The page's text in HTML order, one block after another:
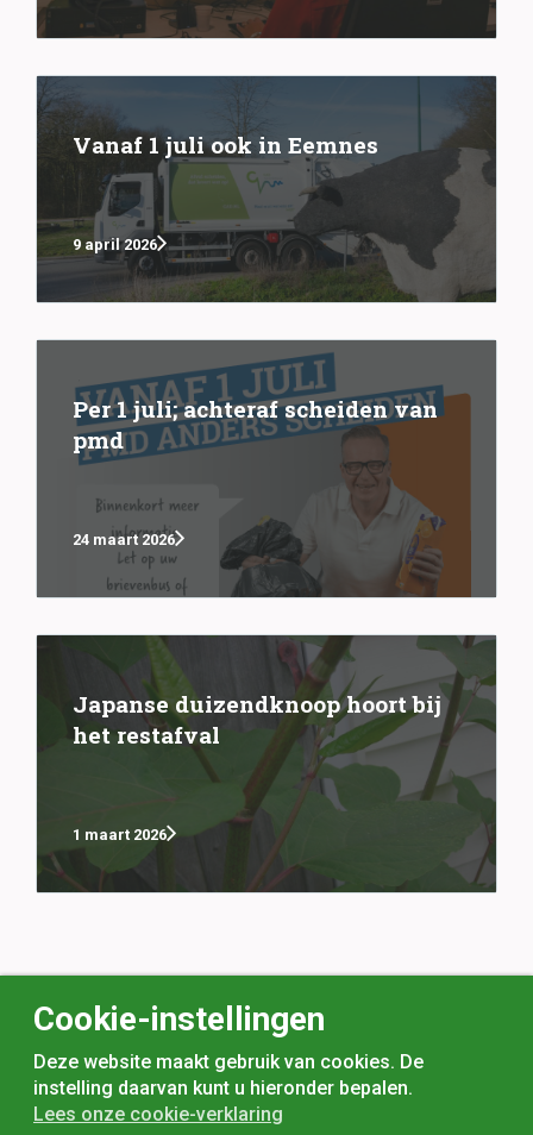
Vanaf 1 juli ook in Eemnes
9 april 2026
Per 1 juli; achteraf scheiden van
pmd
24 maart 2026
Japanse duizendknoop hoort bij
het restafval
1 maart 2026
Cookie-instellingen
Deze website maakt gebruik van cookies. De
instelling daarvan kunt u hieronder bepalen.
Lees onze cookie-verklaring